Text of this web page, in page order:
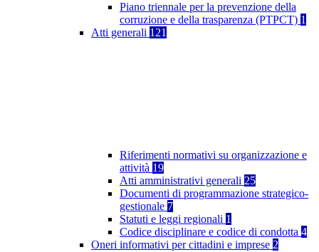
Piano triennale per la prevenzione della
corruzione e della trasparenza (PTPCT) 1
Atti generali 121
Riferimenti normativi su organizzazione e
attività 19
Atti amministrativi generali 25
Documenti di programmazione strategico-
gestionale 7
Statuti e leggi regionali 1
Codice disciplinare e codice di condotta 4
Oneri informativi per cittadini e imprese 2